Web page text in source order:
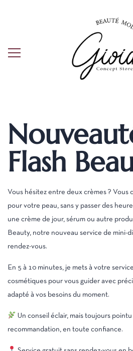
Flash
Vous hésitez entre deux crèmes ? Vous
pour votre peau, sans y passer des
une crème de jour, sérum ou autre
Beauty, notre nouveau service de mini-
rendez-vous.
En 5 à 10 minutes, je mets à votre
cosmétiques pour vous guider avec
adapté à vos besoins du moment.
Un conseil éclair, mais toujours
recommandation, en toute confiance.